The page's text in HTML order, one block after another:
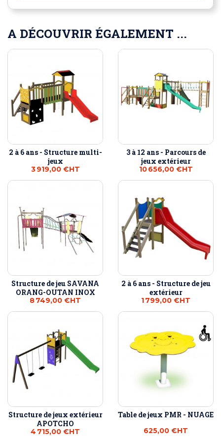
A DÉCOUVRIR ÉGALEMENT ...
2 à 6 ans - Structure multi-
jeux
3 919,00 €HT
3 à 12 ans - Parcours de
jeux extérieur
10 656,00 €HT
Structure de jeu SAVANA
ORANG-OUTAN INOX
8 749,00 €HT
2 à 6 ans - Structure de jeu
extérieur
1 799,00 €HT
Structure de jeux extérieur
APOTCHO
4 715,00 €HT
Table de jeux PMR - NUAGE
625,00 €HT